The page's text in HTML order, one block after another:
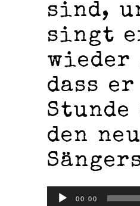
sind,
singt
wieder
dass
den
Audio-
00:00